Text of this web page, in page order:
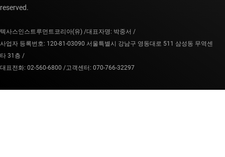
reserved.
텍사스인스트루먼트코리아(유) /대표자명: 박중서 /
사업자 등록번호: 120-81-03090 서울특별시 강남구 영동대로 511 삼성동 무역센
타 31층 /
대표전화: 02-560-6800 /고객센터: 070-766-32297